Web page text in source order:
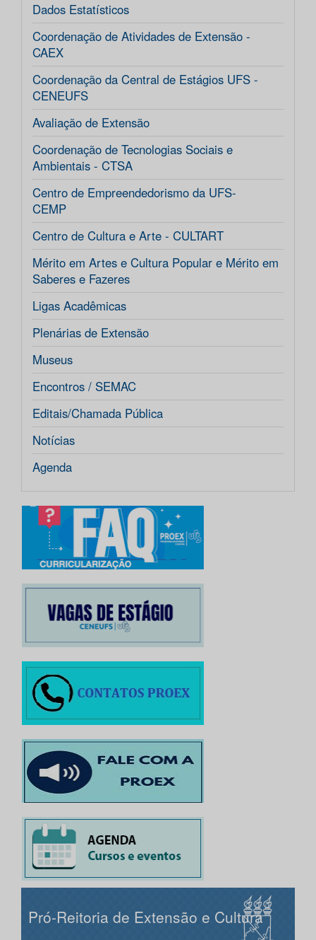
Dados Estatísticos
Coordenação de Atividades de Extensão -
CAEX
Coordenação da Central de Estágios UFS -
CENEUFS
Avaliação de Extensão
Coordenação de Tecnologias Sociais e
Ambientais - CTSA
Centro de Empreendedorismo da UFS-
CEMP
Centro de Cultura e Arte - CULTART
Mérito em Artes e Cultura Popular e Mérito em
Saberes e Fazeres
Ligas Acadêmicas
Plenárias de Extensão
Museus
Encontros / SEMAC
Editais/Chamada Pública
Notícias
Agenda
Pró-Reitoria de Extensão e Cultura